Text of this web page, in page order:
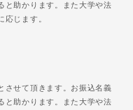
と助かります。また大学や法
応じます。
させて頂きます。お振込名義
と助かります。また大学や法